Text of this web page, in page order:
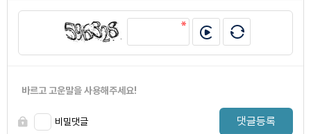
바르고 고운말을 사용해주세요!
비밀댓글 댓글등록